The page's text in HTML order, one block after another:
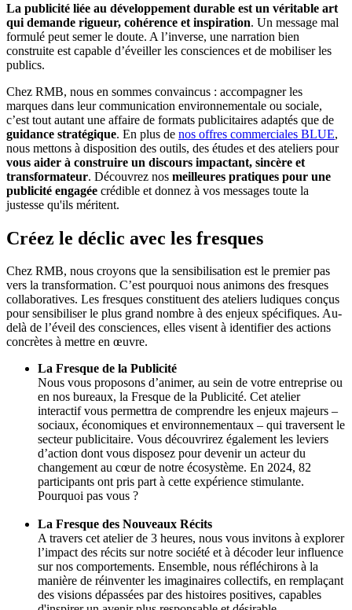
La publicité liée au développement durable est un véritable art
qui demande rigueur, cohérence et inspiration. Un message mal
formulé peut semer le doute. A l’inverse, une narration bien
construite est capable d’éveiller les consciences et de mobiliser les
publics.
Chez RMB, nous en sommes convaincus : accompagner les
marques dans leur communication environnementale ou sociale,
c’est tout autant une affaire de formats publicitaires adaptés que de
guidance stratégique. En plus de nos offres commerciales BLUE,
nous mettons à disposition des outils, des études et des ateliers pour
vous aider à construire un discours impactant, sincère et
transformateur. Découvrez nos meilleures pratiques pour une
publicité engagée crédible et donnez à vos messages toute la
justesse qu'ils méritent.
Créez le déclic avec les fresques
Chez RMB, nous croyons que la sensibilisation est le premier pas
vers la transformation. C’est pourquoi nous animons des fresques
collaboratives. Les fresques constituent des ateliers ludiques conçus
pour sensibiliser le plus grand nombre à des enjeux spécifiques. Au-
delà de l’éveil des consciences, elles visent à identifier des actions
concrètes à mettre en œuvre.
La Fresque de la Publicité
Nous vous proposons d’animer, au sein de votre entreprise ou
en nos bureaux, la Fresque de la Publicité. Cet atelier
interactif vous permettra de comprendre les enjeux majeurs –
sociaux, économiques et environnementaux – qui traversent le
secteur publicitaire. Vous découvrirez également les leviers
d’action dont vous disposez pour devenir un acteur du
changement au cœur de notre écosystème. En 2024, 82
participants ont pris part à cette expérience stimulante.
Pourquoi pas vous ?
La Fresque des Nouveaux Récits
A travers cet atelier de 3 heures, nous vous invitons à explorer
l’impact des récits sur notre société et à décoder leur influence
sur nos comportements. Ensemble, nous réfléchirons à la
manière de réinventer les imaginaires collectifs, en remplaçant
des visions dépassées par des histoires positives, capables